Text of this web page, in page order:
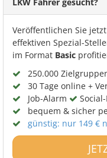
Veröffentlichen Sie
effektiven Spezial-
im Format Basic
250.000
30 Tage online +
Job-Alarm
bequem & sicher
günstig: nur 149 €